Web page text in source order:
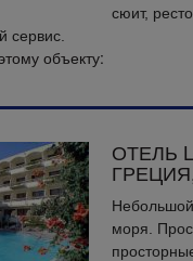
сюит,
сервис.
объекту:
ОТЕЛЬ
моря.